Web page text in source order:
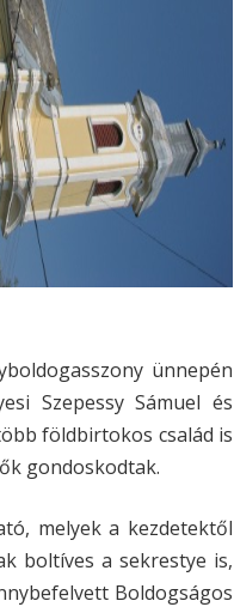
ünnepén
Szepessy Sámuel és
földbirtokos család is
gondoskodtak.
melyek a kezdetektől
boltíves a sekrestye is,
Boldogságos